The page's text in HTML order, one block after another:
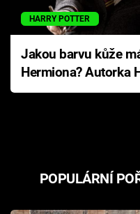
HARRY POTTER
Jakou barvu kůže
Hermiona? Autorka
Pottera přišla s
POPULÁRNÍ